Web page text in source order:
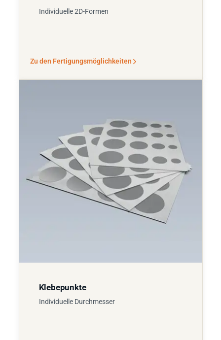
Individuelle 2D-Formen
Zu den Fertigungsmöglichkeiten
Klebepunkte
Individuelle Durchmesser